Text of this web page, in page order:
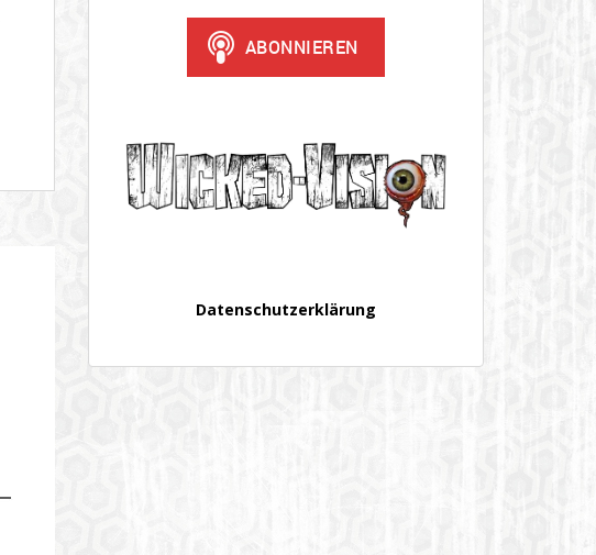
Datenschutzerklärung